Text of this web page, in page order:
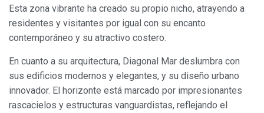
Esta zona vibrante ha creado su propio nicho, atrayendo a
residentes y visitantes por igual con su encanto
contemporáneo y su atractivo costero.
En cuanto a su arquitectura, Diagonal Mar deslumbra con
sus edificios modernos y elegantes, y su diseño urbano
innovador. El horizonte está marcado por impresionantes
rascacielos y estructuras vanguardistas, reflejando el